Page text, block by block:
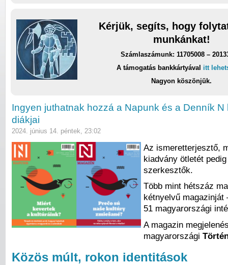
Kérjük, segíts, hogy
munkánkat!
Számlaszámunk: 11705008 –
A támogatás bankkártyával itt
Nagyon köszönjük.
Ingyen juthatnak hozzá a Napunk és a Denník
diákjai
2024. június 14. péntek, 23:02
Az ismeretterjesztő,
kiadvány ötletét
szerkesztők.
Több mint hétszáz
kétnyelvű
51 magyarországi
A magazin
magyarországi
Közös múlt, rokon identitások